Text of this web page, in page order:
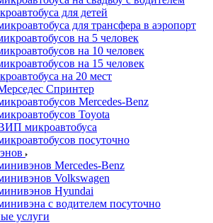
для детей
для трансфера в аэропорт
на 5 человек
на 10 человек
на 15 человек
на 20 мест
Спринтер
Mercedes-Benz
Toyota
микроавтобуса
посуточно
Mercedes-Benz
Volkswagen
Hyundai
с водителем посуточно
услуги